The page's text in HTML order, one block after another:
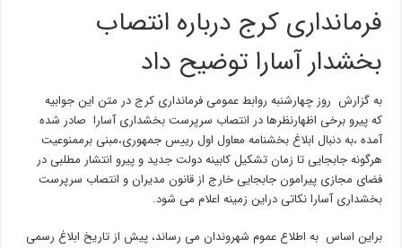
فرمانداری کرج درباره انتصاب
بخشدار آسارا توضیح داد
به گزارش روز چهارشنبه روابط عمومی فرمانداری کرج در متن این جوابیه
که پیرو برخی اظهارنظرها در انتصاب سرپرست بخشداری آسارا صادر شده
آمده ،به دنبال ابلاغ بخشنامه معاول اول رییس جمهوری،مبنی برممنوعیت
هرگونه جابجایی تا زمان تشکیل کابینه دولت جدید و پیرو انتشار مطلبی در
فضای مجازی پیرامون جابجایی خارج از قانون مدیران و انتصاب سرپرست
بخشداری آسارا نکاتی دراین زمینه اعلام می شود.
براین اساس به اطلاع عموم شهروندان می رساند، پیش از تاریخ ابلاغ رسمی